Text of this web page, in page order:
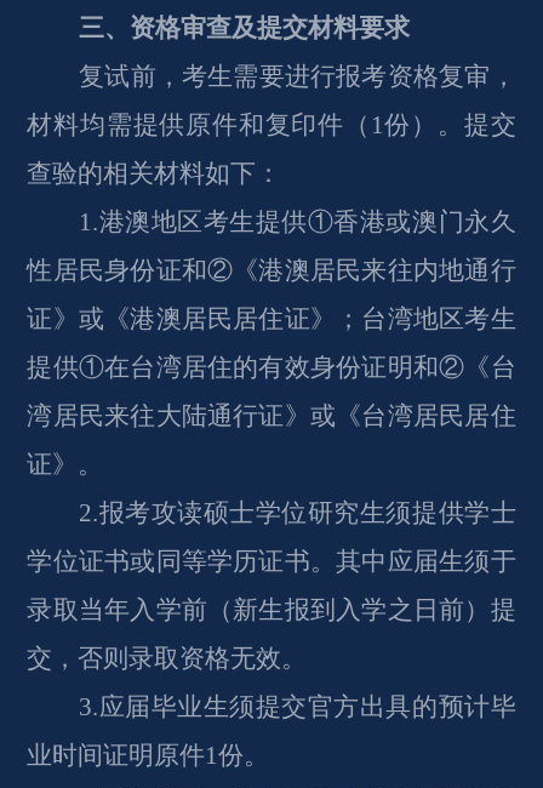
三、资格审查及提交材料要求
复试前，考生需要进行报考资格复审，
材料均需提供原件和复印件（ 1份）。提交
查验的相关材料如下：
1.港澳地区考生提供①香港或澳门永久
性居民身份证和②《港澳居民来往内地通行
证》或《港澳居民居住证》；台湾地区考生
提供①在台湾居住的有效身份证明和②《台
湾居民来往大陆通行证》或《台湾居民居住
证》。
2.报考攻读硕士学位研究生须提供学士
学位证书或同等学历证书。其中应届生须于
录取当年入学前（新生报到入学之日前）提
交，否则录取资格无效。
3.应届毕业生须提交官方出具的预计毕
业时间证明原件1份。